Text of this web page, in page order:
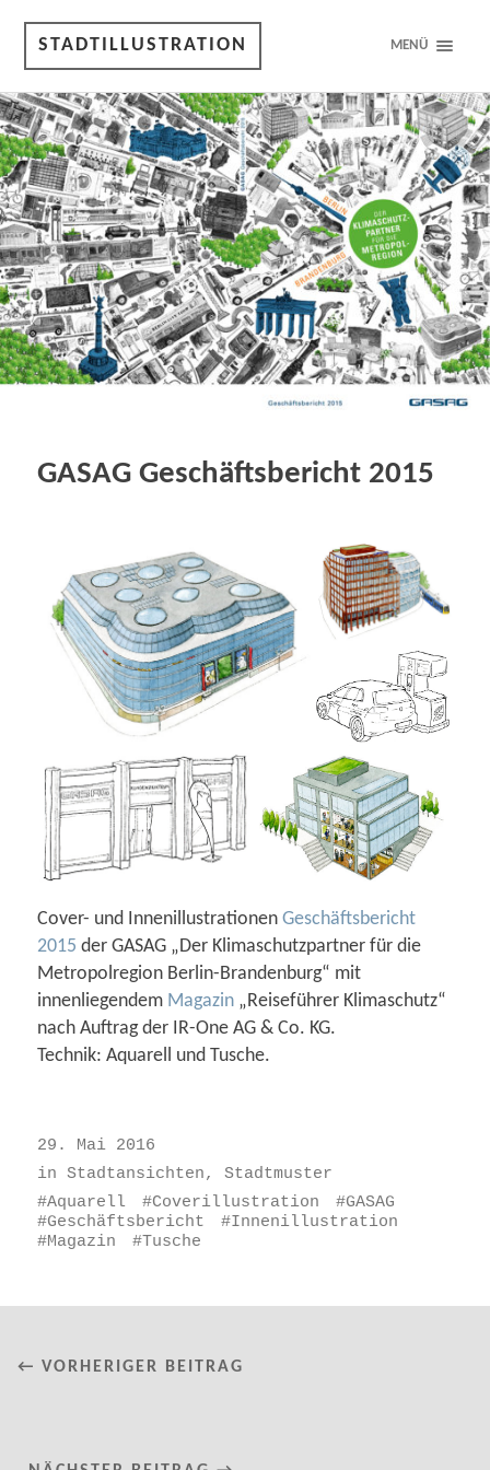
STADTILLUSTRATION MENÜ
GASAG Geschäftsbericht 2015
Cover- und Innenillustrationen Geschäftsbericht
2015 der GASAG „Der Klimaschutzpartner für die
Metropolregion Berlin-Brandenburg“ mit
innenliegendem Magazin„Reiseführer Klimaschutz“
nach Auftrag der IR-One AG & Co. KG.
Technik: Aquarell und Tusche.
29. Mai 2016
in Stadtansichten, Stadtmuster
Aquarell
Coverillustration
GASAG
Geschäftsbericht
Innenillustration
Magazin
Tusche
← VORHERIGER BEITRAG